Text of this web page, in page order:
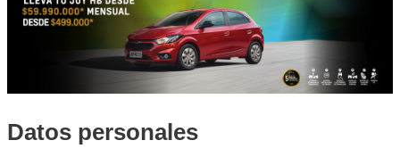
Datos personales